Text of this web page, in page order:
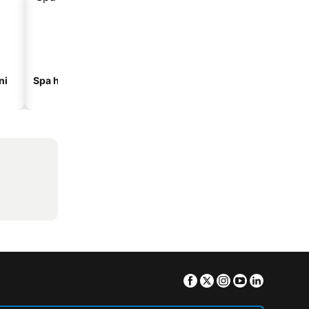
Spa hoteli
Facebook
TwitterInstagram
Youtube